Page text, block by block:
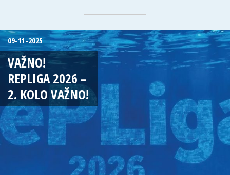
09-11-2025
VAŽNO!
REPLIGA 2026 –
2. KOLO VAŽNO!